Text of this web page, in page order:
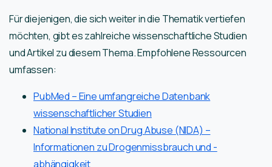
Für diejenigen, die sich weiter in die Thematik vertiefen
möchten, gibt es zahlreiche wissenschaftliche Studien
und Artikel zu diesem Thema. Empfohlene Ressourcen
umfassen:
PubMed – Eine umfangreiche Datenbank
wissenschaftlicher Studien
National Institute on Drug Abuse (NIDA) –
Informationen zu Drogenmissbrauch und -
abhängigkeit